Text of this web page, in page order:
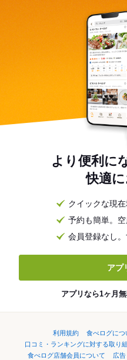
より便利に
快適
クイックな現
予約も簡単。
会員登録なし
アプ
アプリなら1ヶ月
利用規約 食べログにつ
口コミ・ランキングに対する取り
食べログ店舗会員について
広